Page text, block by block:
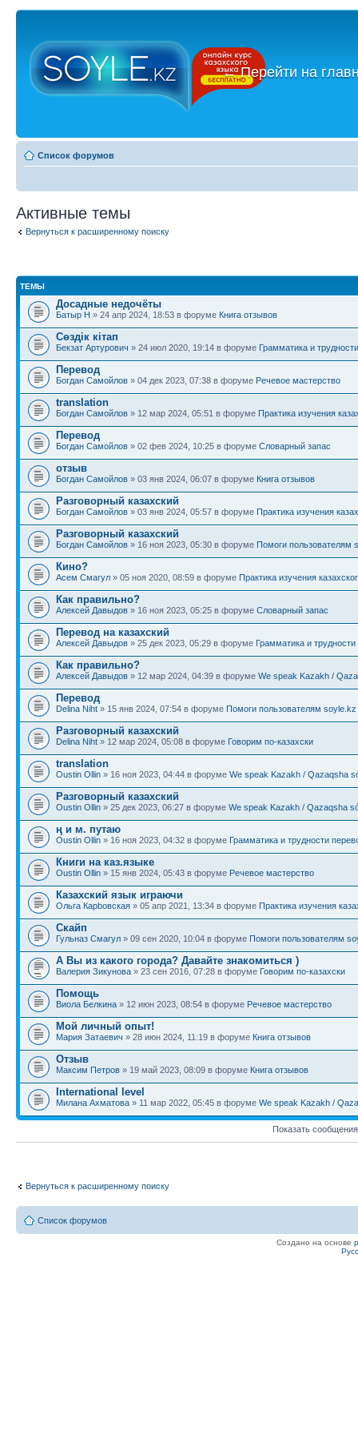
←Перейти на
Список форумов
Активные темы
Вернуться к расширенному поиску
ТЕМЫ
Досадные недочёты
Батыр Н » 24 апр 2024, 18:53 в форуме Книга отзывов
Сөздік кітап
Бекзат Артурович » 24 июл 2020, 19:14 в форуме Грамматика и
Перевод
Богдан Самойлов » 04 дек 2023, 07:38 в форуме Речевое мастерство
translation
Богдан Самойлов » 12 мар 2024, 05:51 в форуме Практика изучения
Перевод
Богдан Самойлов » 02 фев 2024, 10:25 в форуме Словарный запас
отзыв
Богдан Самойлов » 03 янв 2024, 06:07 в форуме Книга отзывов
Разговорный казахский
Богдан Самойлов » 03 янв 2024, 05:57 в форуме Практика изучения
Разговорный казахский
Богдан Самойлов » 16 ноя 2023, 05:30 в форуме Помоги пользователям
Кино?
Асем Смагул » 05 ноя 2020, 08:59 в форуме Практика изучения
Как правильно?
Алексей Давыдов » 16 ноя 2023, 05:25 в форуме Словарный запас
Перевод на казахский
Алексей Давыдов » 25 дек 2023, 05:29 в форуме Грамматика и
Как правильно?
Алексей Давыдов » 12 мар 2024, 04:39 в форуме We speak Kazakh /
Перевод
Delina Niht » 15 янв 2024, 07:54 в форуме Помоги пользователям soyle.kz
Разговорный казахский
Delina Niht » 12 мар 2024, 05:08 в форуме Говорим по-казахски
translation
Oustin Ollin » 16 ноя 2023, 04:44 в форуме We speak Kazakh / Qazaqsha
Разговорный казахский
Oustin Ollin » 25 дек 2023, 06:27 в форуме We speak Kazakh / Qazaqsha
ң и м. путаю
Oustin Ollin » 16 ноя 2023, 04:32 в форуме Грамматика и трудности
Книги на каз.языке
Oustin Ollin » 15 янв 2024, 05:43 в форуме Речевое мастерство
Казахский язык играючи
Ольга Карbовская » 05 апр 2021, 13:34 в форуме Практика изучения
Скайп
Гульназ Смагул » 09 сен 2020, 10:04 в форуме Помоги пользователям
А Вы из какого города? Давайте знакомиться )
Валерия Зикунова » 23 сен 2016, 07:28 в форуме Говорим по-казахски
Помощь
Виола Белкина » 12 июн 2023, 08:54 в форуме Речевое мастерство
Мой личный опыт!
Мария Затаевич » 28 июн 2024, 11:19 в форуме Книга отзывов
Отзыв
Максим Петров » 19 май 2023, 08:09 в форуме Книга отзывов
International level
Милана Ахматова » 11 мар 2022, 05:45 в форуме We speak Kazakh /
Показать
Вернуться к расширенному поиску
Список форумов
Создано на основе